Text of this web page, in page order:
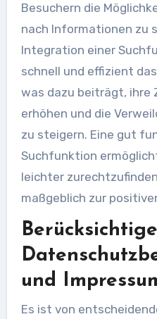
Besuchern die
nach Informationen zu
Integration einer
schnell und effizient
was dazu beiträgt, ihre
erhöhen und die
zu steigern. Eine gut
Suchfunktion
leichter
maßgeblich zur
und
Es ist von